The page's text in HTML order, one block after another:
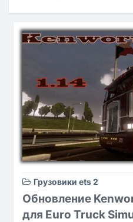
Грузовики ets 2
Обновление
для Euro Truck